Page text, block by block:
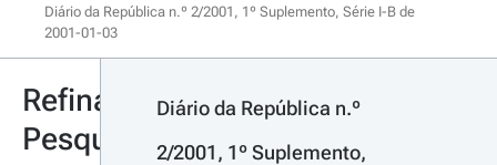
Diário da República n.º 2/2001, 1º Suplemento, Série I-B de
2001-01-03
Refinar
Pesquisa
Diário da República n.º
2/2001, 1º Suplemento,